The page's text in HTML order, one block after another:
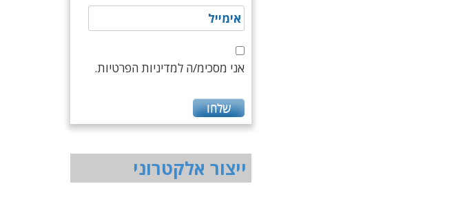
אני מסכימ/ה למדיניות הפרטיות.
ייצור אלקטרוני